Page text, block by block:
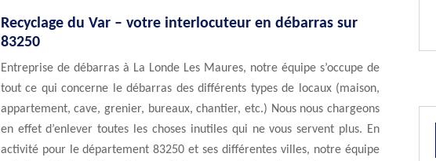
Recyclage du Var – votre interlocuteur en débarras sur
83250
Entreprise de débarras à La Londe Les Maures, notre équipe s’occupe de
tout ce qui concerne le débarras des différents types de locaux (maison,
appartement, cave, grenier, bureaux, chantier, etc.) Nous nous chargeons
en effet d’enlever toutes les choses inutiles qui ne vous servent plus. En
activité pour le département 83250 et ses différentes villes, notre équipe